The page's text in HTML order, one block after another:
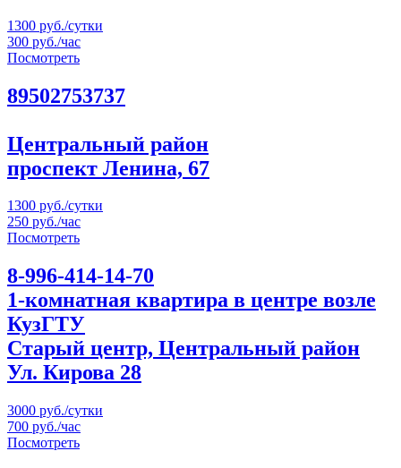
1300 руб./сутки
300 руб./час
Посмотреть
89502753737
Центральный район
проспект Ленина, 67
1300 руб./сутки
250 руб./час
Посмотреть
8-996-414-14-70
1-комнатная квартира в центре возле
КузГТУ
Старый центр, Центральный район
Ул. Кирова 28
3000 руб./сутки
700 руб./час
Посмотреть